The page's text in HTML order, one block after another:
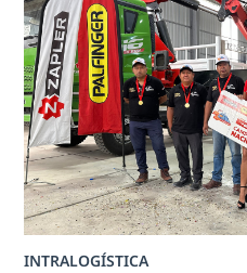
INTRALOGÍSTICA